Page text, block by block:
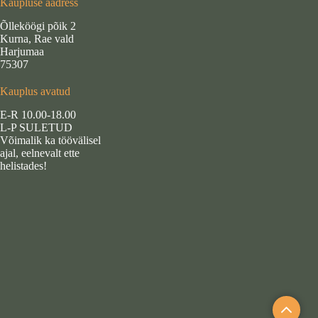
Kaupluse aadress
Õlleköögi põik 2
Kurna, Rae vald
Harjumaa
75307
Kauplus avatud
E-R 10.00-18.00
L-P SULETUD
Võimalik ka töövälisel
ajal, eelnevalt ette
helistades!